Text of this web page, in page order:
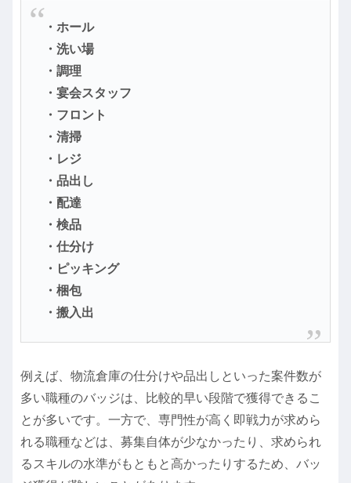
・ホール
・洗い場
・調理
・宴会スタッフ
・フロント
・清掃
・レジ
・品出し
・配達
・検品
・仕分け
・ピッキング
・梱包
・搬入出
例えば、物流倉庫の仕分けや品出しといった案件数が
多い職種のバッジは、比較的早い段階で獲得できるこ
とが多いです。一方で、専門性が高く即戦力が求めら
れる職種などは、募集自体が少なかったり、求められ
るスキルの水準がもともと高かったりするため、バッ